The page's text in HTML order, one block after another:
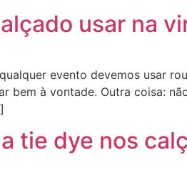
usar na
evento devemos usar
bem à vontade. Outra coisa:
tie dye nos